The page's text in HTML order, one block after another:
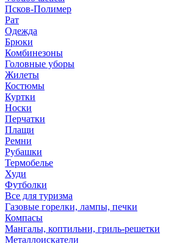
Псков-Полимер
Рат
Одежда
Брюки
Комбинезоны
Головные уборы
Жилеты
Костюмы
Куртки
Носки
Перчатки
Плащи
Ремни
Рубашки
Термобелье
Худи
Футболки
Все для туризма
Газовые горелки, лампы, печки
Компасы
Мангалы, коптильни, гриль-решетки
Металлоискатели